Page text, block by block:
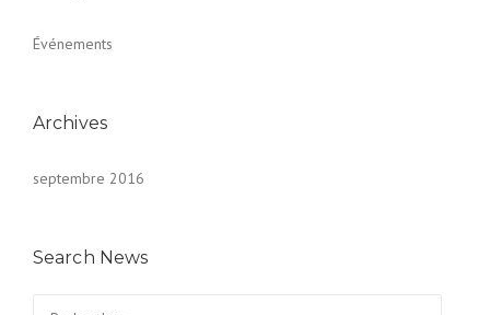
Événements
Archives
septembre 2016
Search News